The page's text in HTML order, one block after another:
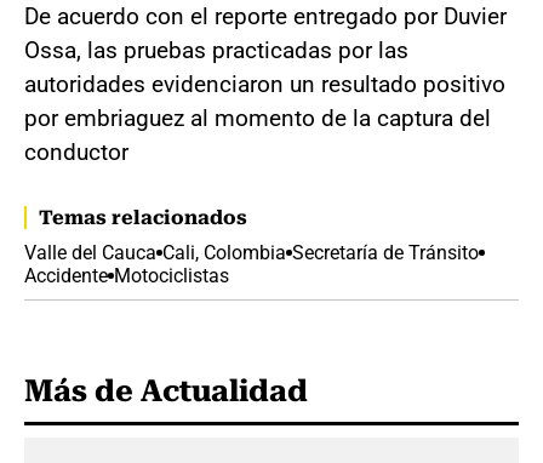
De acuerdo con el reporte entregado por Duvier
Ossa, las pruebas practicadas por las
autoridades evidenciaron un resultado positivo
por embriaguez al momento de la captura del
conductor
Temas relacionados
Valle del Cauca Cali, Colombia Secretaría de Tránsito
Accidente Motociclistas
Más de Actualidad